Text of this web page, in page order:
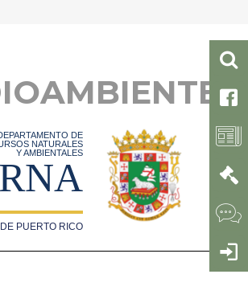
DE
NATURALES
Y AMBIENTALES
PUERTO RICO